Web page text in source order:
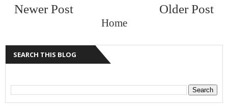
Newer Post Older Post
Home
SEARCH THIS BLOG